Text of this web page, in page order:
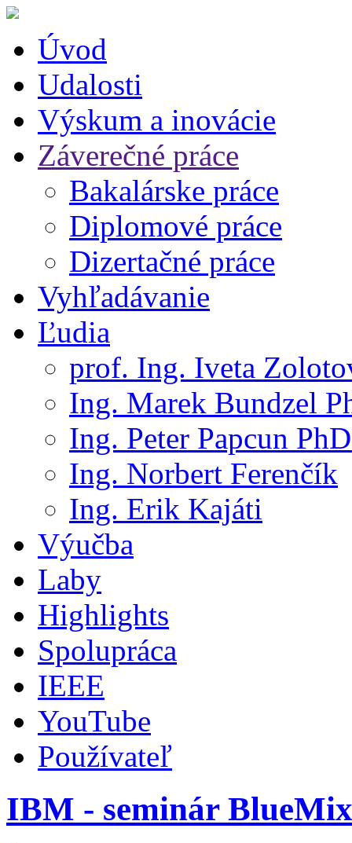
Úvod
Udalosti
Výskum a inovácie
Záverečné práce
Bakalárske práce
Diplomové práce
Dizertačné práce
Vyhľadávanie
Ľudia
prof. Ing. Iveta
Ing. Marek Bundzel
Ing. Peter Papcun
Ing. Norbert Ferenčík
Ing. Erik Kajáti
Výučba
Laby
Highlights
Spolupráca
IEEE
YouTube
Používateľ
IBM - seminár